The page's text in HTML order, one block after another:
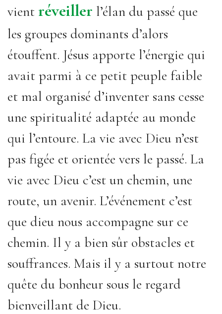
vient réveiller l’élan du passé que
les groupes dominants d’alors
étouffent. Jésus apporte l’énergie qui
avait parmi à ce petit peuple faible
et mal organisé d’inventer sans cesse
une spiritualité adaptée au monde
qui l’entoure. La vie avec Dieu n’est
pas figée et orientée vers le passé. La
vie avec Dieu c’est un chemin, une
route, un avenir. L’événement c’est
que dieu nous accompagne sur ce
chemin. Il y a bien sûr obstacles et
souffrances. Mais il y a surtout notre
quête du bonheur sous le regard
bienveillant de Dieu.